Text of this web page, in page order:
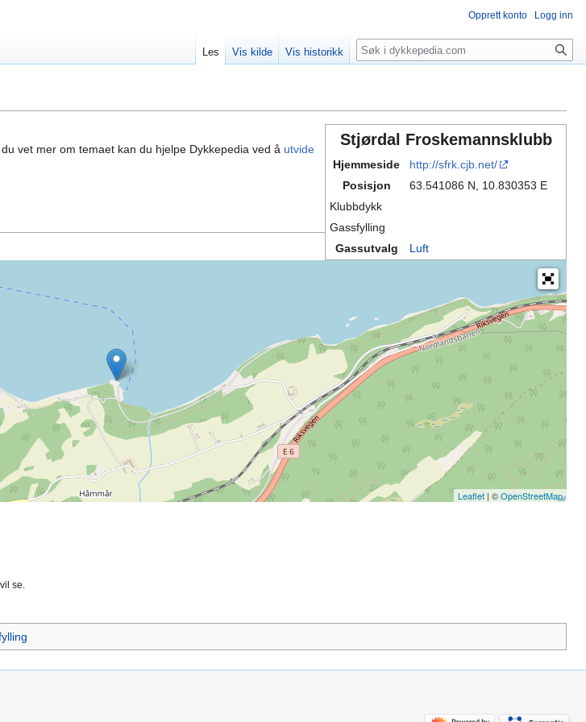
Stjørdal Froskemannsklubb
Hjemmeside
http://sfrk.cjb.net/
Posisjon
63.541086 N, 10.830353 E
Klubbdykk
Gassfylling
Gassutvalg
Luft
du vet mer om temaet kan du hjelpe Dykkepedia ved å utvide
Leaflet | ©OpenStreetMap
se.
Opprett konto Logg inn
Les Vis kilde Vis historikk Søk